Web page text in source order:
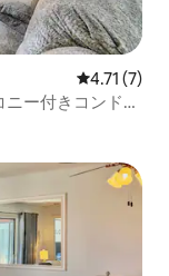
レビュー7
4.71 (7)
ー付きコンドミ